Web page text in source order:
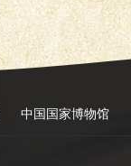
中国国家博物馆